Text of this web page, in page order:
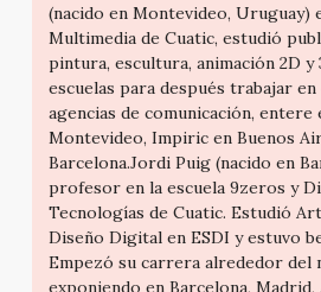
(nacido en Montevideo, Uruguay)
Multimedia de Cuatic, estudió
pintura, escultura, animación 2D
escuelas para después trabajar
agencias de comunicación, entere
Montevideo, Impiric en Buenos
Barcelona.Jordi Puig (nacido en
profesor en la escuela 9zeros y
Tecnologías de Cuatic. Estudió
Diseño Digital en ESDI y estuvo
Empezó su carrera alrededor del
exponiendo en Barcelona, Madrid,